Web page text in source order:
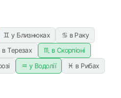
♊ у Близнюках
♋ в Раку
в Терезах
♏ в Скорпіоні
♒ у Водолії ♓ в Рибах